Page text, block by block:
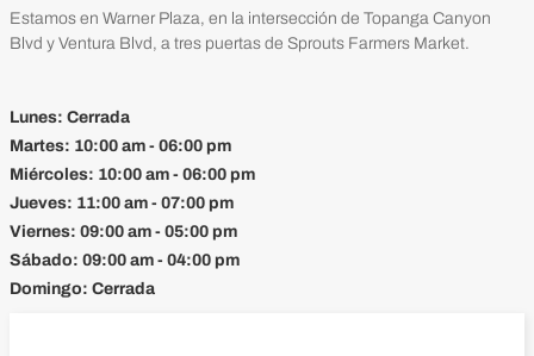
Estamos en Warner Plaza, en la intersección de Topanga Canyon
Blvd y Ventura Blvd, a tres puertas de Sprouts Farmers Market.
Lunes: Cerrada
Martes: 10:00 am - 06:00 pm
Miércoles: 10:00 am - 06:00 pm
Jueves: 11:00 am - 07:00 pm
Viernes: 09:00 am - 05:00 pm
Sábado: 09:00 am - 04:00 pm
Domingo: Cerrada